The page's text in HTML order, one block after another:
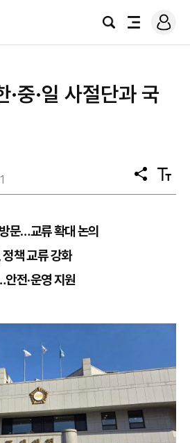
검
전
로
그
·중·일 사절단과 국
공
유
텍
스
문…교류 확대 논의
책 교류 강화
전·운영 지원